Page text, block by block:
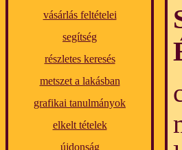
vásárlás feltételei
segítség
részletes keresés
metszet a lakásban
grafikai tanulmányok
elkelt tételek
újdonság